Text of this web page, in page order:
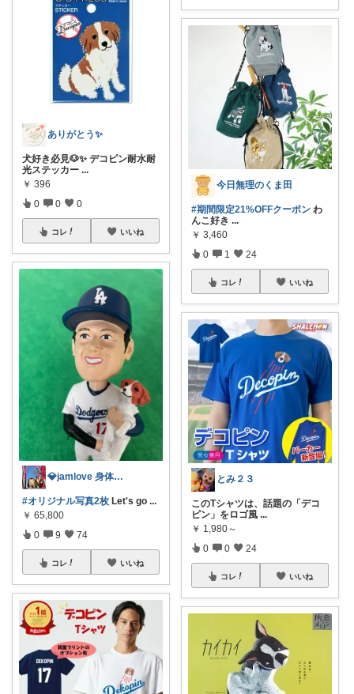
ありがとう✨
犬好き必見🐶✨ デコピン耐水耐
光ステッカー ...
￥ 396
0 0 0
コレ いいね
💎jamlove 身体に優しく
#オリジナル写真2枚 Let's go ...
￥ 65,800
0 9 74
コレ いいね
今日無理のくま田
#期間限定21%OFFクーポン わ
んこ好き ...
￥ 3,460
0 1 24
コレ いいね
とみ２３
このTシャツは、話題の「デコ
ピン」をロゴ風 ...
￥ 1,980～
0 0 24
コレ いいね